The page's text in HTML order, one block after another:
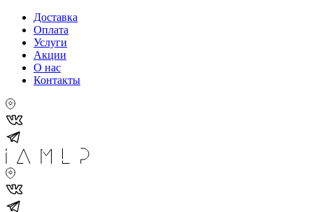
Доставка
Оплата
Услуги
Акции
О нас
Контакты